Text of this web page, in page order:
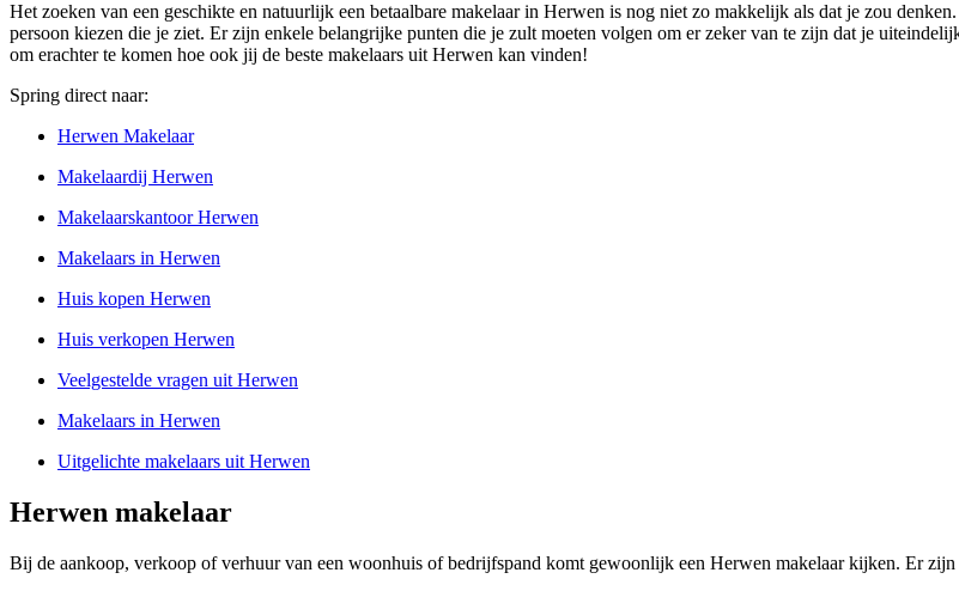
Het zoeken van een geschikte en natuurlijk een betaalbare makelaar in Herwen is nog niet zo makkelijk als dat je zou
persoon kiezen die je ziet. Er zijn enkele belangrijke punten die je zult moeten volgen om er zeker van te zijn dat je
om erachter te komen hoe ook jij de beste makelaars uit Herwen kan vinden!
Spring direct naar:
Herwen Makelaar
Makelaardij Herwen
Makelaarskantoor Herwen
Makelaars in Herwen
Huis kopen Herwen
Huis verkopen Herwen
Veelgestelde vragen uit Herwen
Makelaars in Herwen
Uitgelichte makelaars uit Herwen
Herwen makelaar
Bij de aankoop, verkoop of verhuur van een woonhuis of bedrijfspand komt gewoonlijk een Herwen makelaar kijken. Er